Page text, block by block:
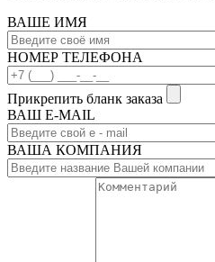
ВАШЕ ИМЯ
НОМЕР ТЕЛЕФОНА
Прикрепить бланк заказа
ВАШ Е-МAIL
ВАША КОМПАНИЯ